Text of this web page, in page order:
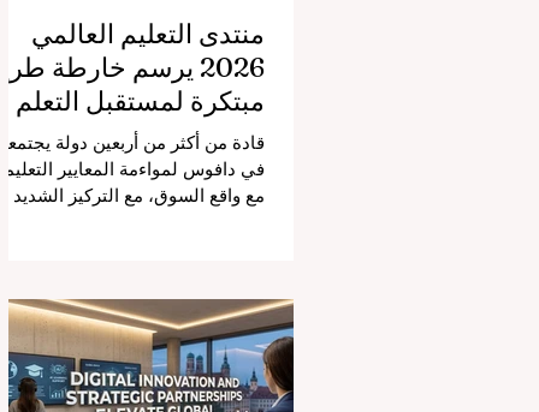
منتدى التعليم العالمي
2026 يرسم خارطة
مبتكرة لمستقبل التعلم
قادة من أكثر من أربعين دولة
في دافوس لمواءمة المعايير التعليمية
مع واقع السوق، مع التركيز الشديد
أغسطس 2026، توافد خبراء دوليون
وصناع قرار ومبتكرون في مجال
#تكنولوجيا_التعليم إلى مركز
المؤتمرات في دافوس لمناقشة
التحديات والفرص الأكثر إلحاحاً في